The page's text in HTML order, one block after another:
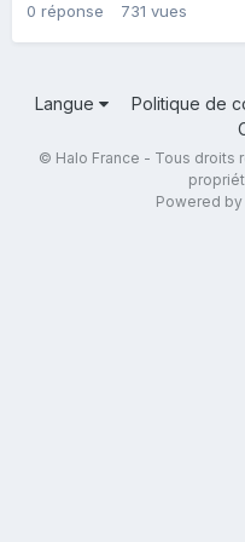
0 réponse 731 vues
Langue Politique de
© Halo France - Tous droits
Powered